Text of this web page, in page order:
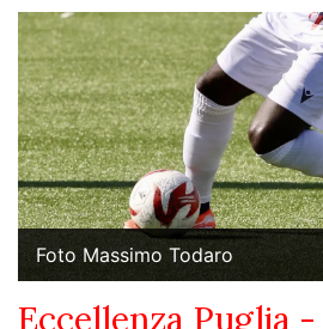
Foto Massimo Todaro
Eccellenza Puglia